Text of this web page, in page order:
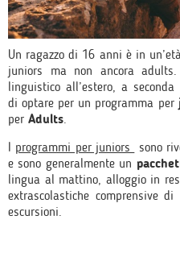
Un ragazzo di 16 anni è in
juniors ma non ancora
linguistico all’estero, a
di optare per un programma per
per Adults.
I programmi per juniors
sono
e sono generalmente un
lingua al mattino, alloggio in
extrascolastiche comprensive
escursioni.